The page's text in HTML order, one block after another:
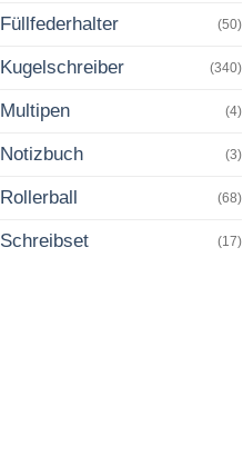
Füllfederhalter (50)
Kugelschreiber (340)
Multipen (4)
Notizbuch (3)
Rollerball (68)
Schreibset (17)